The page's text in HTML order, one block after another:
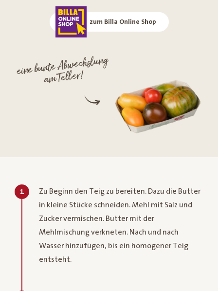
zum Billa Online Shop
eine bunte Abwechslung
am Teller!
1
Zu Beginn den Teig zu bereiten. Dazu die Butter
in kleine Stücke schneiden. Mehl mit Salz und
Zucker vermischen. Butter mit der
Mehlmischung verkneten. Nach und nach
Wasser hinzufügen, bis ein homogener Teig
entsteht.